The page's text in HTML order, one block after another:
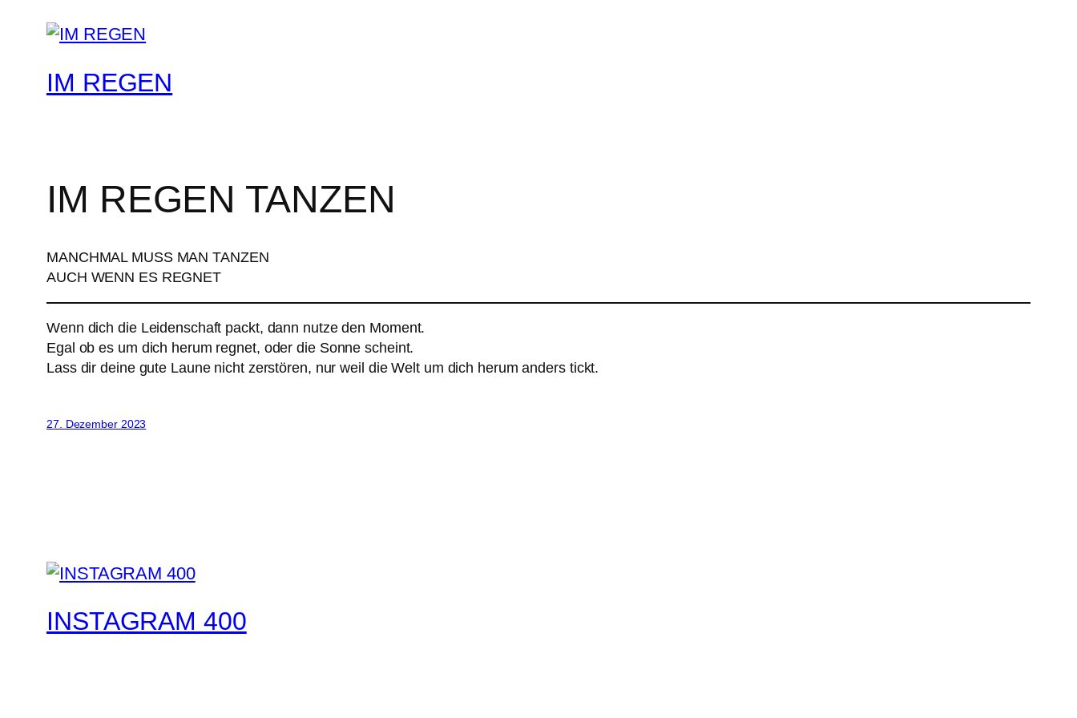
IM REGEN
IM REGEN TANZEN
MANCHMAL MUSS MAN TANZEN
AUCH WENN ES REGNET
Wenn dich die Leidenschaft packt, dann nutze den Moment.
Egal ob es um dich herum regnet, oder die Sonne scheint.
Lass dir deine gute Laune nicht zerstören, nur weil die Welt um dich herum anders tickt.
27. Dezember 2023
INSTAGRAM 400